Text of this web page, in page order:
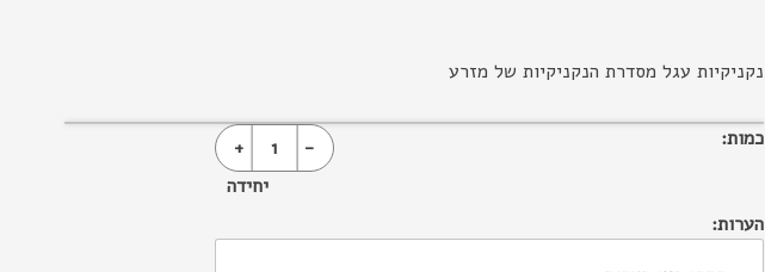
נקניקיות עגל מסדרת הנקניקיות של מזרע
כמות: -
1
+
יחידה
הערות: